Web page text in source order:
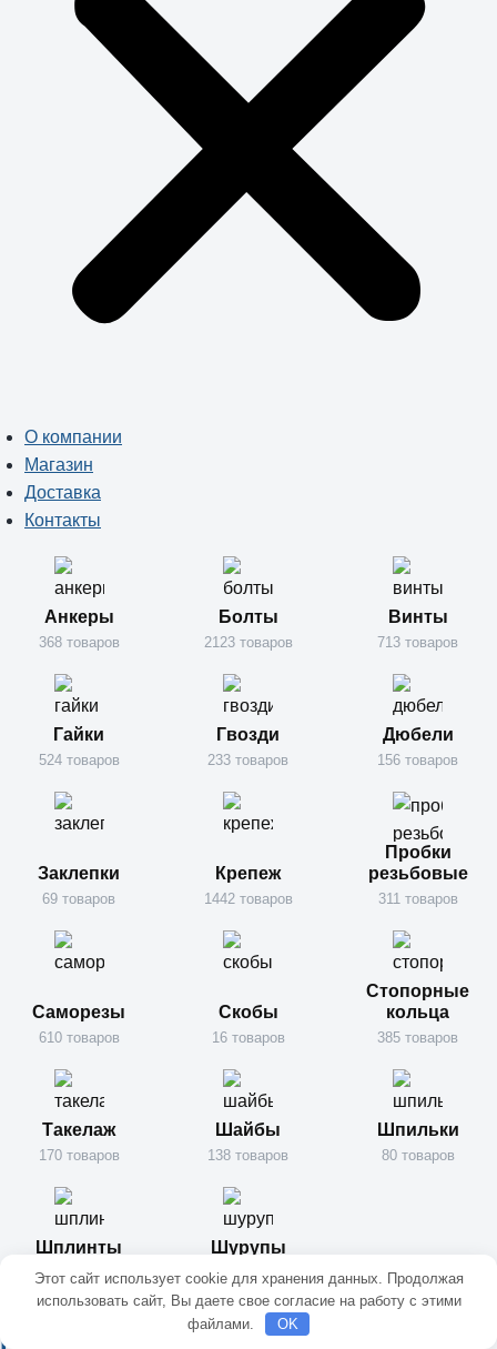
О компании
Магазин
Доставка
Контакты
Анкеры
368 товаров
Болты
2123 товаров
Винты
713 товаров
Гайки
524 товаров
Гвозди
233 товаров
Дюбели
156 товаров
Заклепки
69 товаров
Крепеж
1442 товаров
Пробки
резьбовые
311 товаров
Саморезы
610 товаров
Скобы
16 товаров
Стопорные
кольца
385 товаров
Такелаж
170 товаров
Шайбы
138 товаров
Шпильки
80 товаров
Шплинты
61 товаров
Шурупы
344 товаров
Этот сайт использует cookie для хранения данных. Продолжая
использовать сайт, Вы даете свое согласие на работу с этими
файлами.
OK